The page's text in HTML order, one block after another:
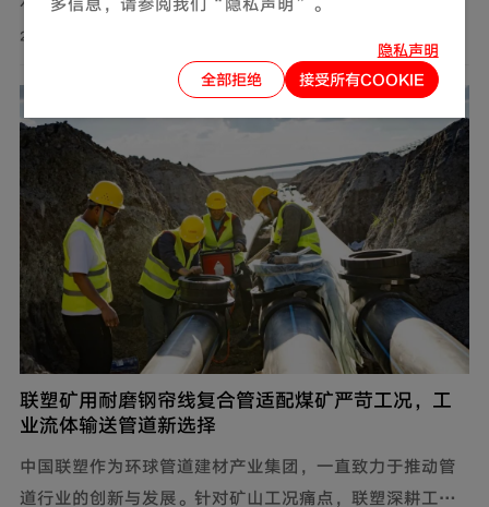
全问题同样需要关注。联塑围绕家装场景打造定制化管道
解决方案，推出燃气用不锈钢波纹软管，依托过硬产品品
质保障家庭用气流畅稳定，为住户营造安心居家环境。
2026-08-01
联塑矿用耐磨钢帘线复合管适配煤矿严苛工况，工
业流体输送管道新选择
中国联塑作为环球管道建材产业集团，一直致力于推动管
道行业的创新与发展。针对矿山工况痛点，联塑深耕工业
隐私声明
全部拒绝
接受所有COOKIE